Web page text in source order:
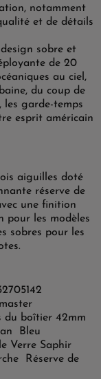
notamment
et de détails
sobre et
de 20
au ciel,
du coup de
les garde-temps
esprit américain
aiguilles doté
réserve de
une finition
pour les modèles
sobres pour les
du boîtier 42mm
Bleu
Verre Saphir
Réserve de